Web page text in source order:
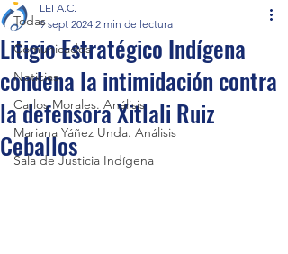
Todas
Comunicados
Noticias
Carlos Morales. Análisis
Mariana Yáñez Unda. Análisis
Sala de Justicia Indígena
Litigio Estratégico Indígena
condena la intimidación contra
la defensora Xitlali Ruiz
Ceballos
LEI A.C.
9 sept 2024 2 min de lectura